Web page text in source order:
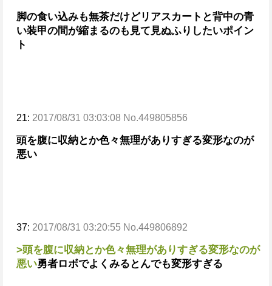
脚の食い込みも無茶だけどリアスカートと背中の青
い装甲の間が縮まるのも見て見ぬふりしたいポイン
ト
21: 2017/08/31 03:03:08 No.449805856
頭を腹に収納とか色々無理がありすぎる変形なのが
悪い
37: 2017/08/31 03:20:55 No.449806892
>頭を腹に収納とか色々無理がありすぎる変形なのが
悪い勇者ロボでよくみるとんでも変形すぎる